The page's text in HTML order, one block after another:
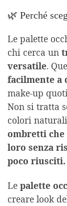
🌿 Perché
Le palette
chi cerca un
versatile.
facilmente a
make-up
Non si tratta
colori
ombretti che
loro senza
poco riusciti.
Le palette
creare look